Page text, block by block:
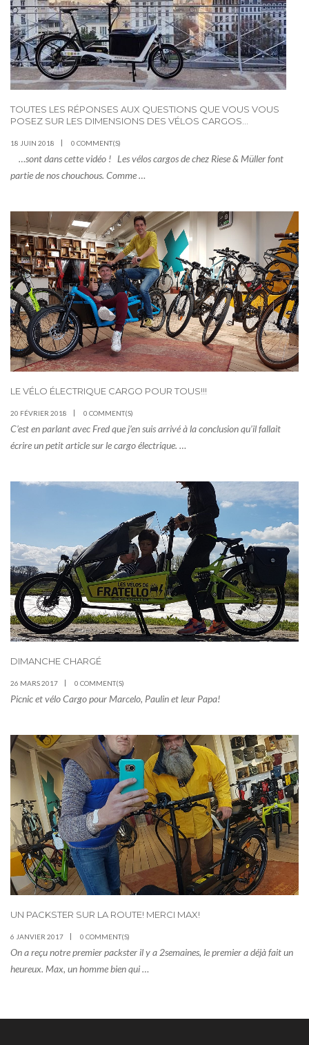
TOUTES LES RÉPONSES AUX QUESTIONS QUE VOUS VOUS
POSEZ SUR LES DIMENSIONS DES VÉLOS CARGOS…
18 JUIN 2018 0 COMMENT(S)
…sont dans cette vidéo ! Les vélos cargos de chez Riese & Müller font
partie de nos chouchous. Comme …
LE VÉLO ÉLECTRIQUE CARGO POUR TOUS!!!
20 FÉVRIER 2018 0 COMMENT(S)
C’est en parlant avec Fred que j’en suis arrivé à la conclusion qu’il fallait
écrire un petit article sur le cargo électrique. …
DIMANCHE CHARGÉ
26 MARS 2017 0 COMMENT(S)
Picnic et vélo Cargo pour Marcelo, Paulin et leur Papa!
UN PACKSTER SUR LA ROUTE! MERCI MAX!
6 JANVIER 2017 0 COMMENT(S)
On a reçu notre premier packster il y a 2semaines, le premier a déjà fait un
heureux. Max, un homme bien qui …